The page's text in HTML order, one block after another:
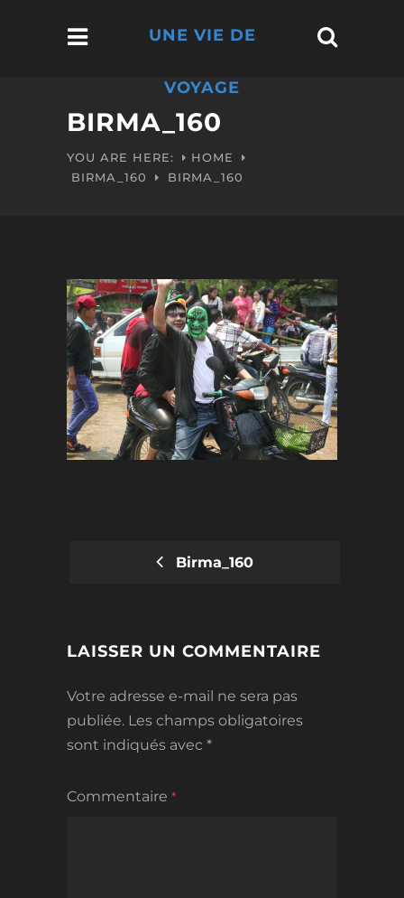
UNE VIE DE
VOYAGE
BIRMA_160
YOU ARE HERE:
HOME
BIRMA_160
BIRMA_160
Birma_160
LAISSER UN COMMENTAIRE
Votre adresse e-mail ne sera pas
publiée. Les champs obligatoires
sont indiqués avec *
Commentaire *